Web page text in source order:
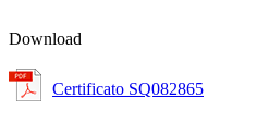
Download
Certificato SQ082865